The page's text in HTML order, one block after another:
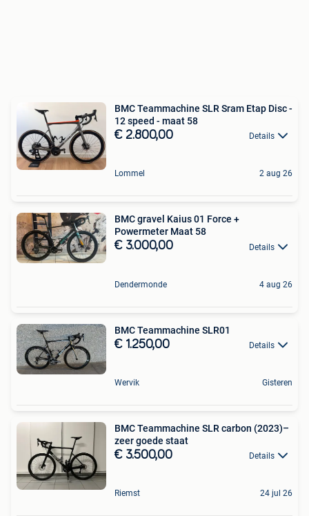
BMC Teammachine SLR Sram Etap Disc -
12 speed - maat 58
€ 2.800,00 Details
Lommel 2 aug 26
BMC gravel Kaius 01 Force +
Powermeter Maat 58
€ 3.000,00 Details
Dendermonde 4 aug 26
BMC Teammachine SLR01
€ 1.250,00 Details
Wervik Gisteren
BMC Teammachine SLR carbon (2023)–
zeer goede staat
€ 3.500,00 Details
Riemst 24 jul 26